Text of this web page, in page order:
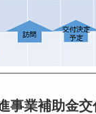
事業補助金